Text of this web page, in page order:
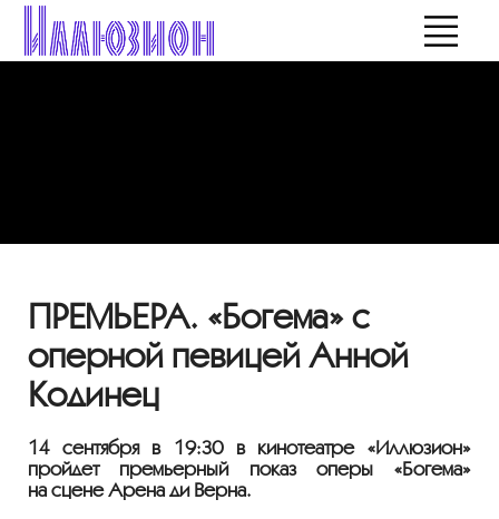
ПРЕМЬЕРА. «Богема» с
оперной певицей Анной
Кодинец
14 сентября в 19:30 в кинотеатре «Иллюзион»
пройдет премьерный показ оперы «Богема»
на сцене Арена ди Верна.